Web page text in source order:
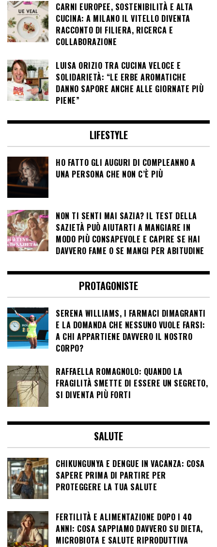
CARNI EUROPEE, SOSTENIBILITÀ E ALTA
CUCINA: A MILANO IL VITELLO DIVENTA
RACCONTO DI FILIERA, RICERCA E
COLLABORAZIONE
LUISA ORIZIO TRA CUCINA VELOCE E
SOLIDARIETÀ: “LE ERBE AROMATICHE
DANNO SAPORE ANCHE ALLE GIORNATE PIÙ
PIENE”
LIFESTYLE
HO FATTO GLI AUGURI DI COMPLEANNO A
UNA PERSONA CHE NON C’È PIÙ
NON TI SENTI MAI SAZIA? IL TEST DELLA
SAZIETÀ PUÒ AIUTARTI A MANGIARE IN
MODO PIÙ CONSAPEVOLE E CAPIRE SE HAI
DAVVERO FAME O SE MANGI PER ABITUDINE
PROTAGONISTE
SERENA WILLIAMS, I FARMACI DIMAGRANTI
E LA DOMANDA CHE NESSUNO VUOLE FARSI:
A CHI APPARTIENE DAVVERO IL NOSTRO
CORPO?
RAFFAELLA ROMAGNOLO: QUANDO LA
FRAGILITÀ SMETTE DI ESSERE UN SEGRETO,
SI DIVENTA PIÙ FORTI
SALUTE
CHIKUNGUNYA E DENGUE IN VACANZA: COSA
SAPERE PRIMA DI PARTIRE PER
PROTEGGERE LA TUA SALUTE
FERTILITÀ E ALIMENTAZIONE DOPO I 40
ANNI: COSA SAPPIAMO DAVVERO SU DIETA,
MICROBIOTA E SALUTE RIPRODUTTIVA